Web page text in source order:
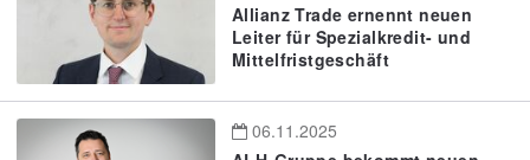
Allianz Trade ernennt neuen
Leiter für Spezialkredit- und
Mittelfristgeschäft
06.11.2025